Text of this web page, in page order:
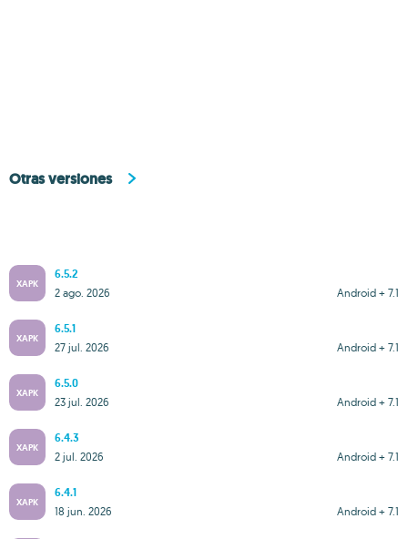
Otras versiones
XAPK
6.5.2
Android + 7.1
2 ago. 2026
XAPK
6.5.1
Android + 7.1
27 jul. 2026
XAPK
6.5.0
Android + 7.1
23 jul. 2026
XAPK
6.4.3
Android + 7.1
2 jul. 2026
XAPK
6.4.1
Android + 7.1
18 jun. 2026